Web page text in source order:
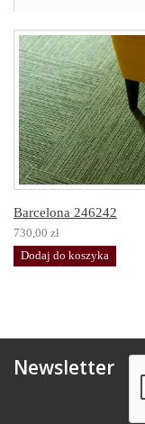
Barcelona 246242
730,00 zł
Dodaj do koszyka
Newsletter